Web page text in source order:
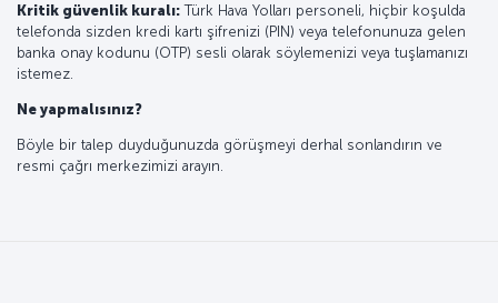
Kritik güvenlik kuralı: Türk Hava Yolları personeli, hiçbir koşulda
telefonda sizden kredi kartı şifrenizi (PIN) veya telefonunuza gelen
banka onay kodunu (OTP) sesli olarak söylemenizi veya tuşlamanızı
istemez.
Ne yapmalısınız?
Böyle bir talep duyduğunuzda görüşmeyi derhal sonlandırın ve
resmi çağrı merkezimizi arayın.